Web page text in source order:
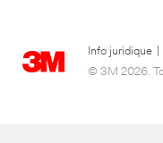
Info juridique
© 3M 2026.